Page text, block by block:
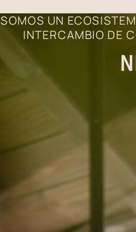
SOMOS UN
INTERCAMBIO DE